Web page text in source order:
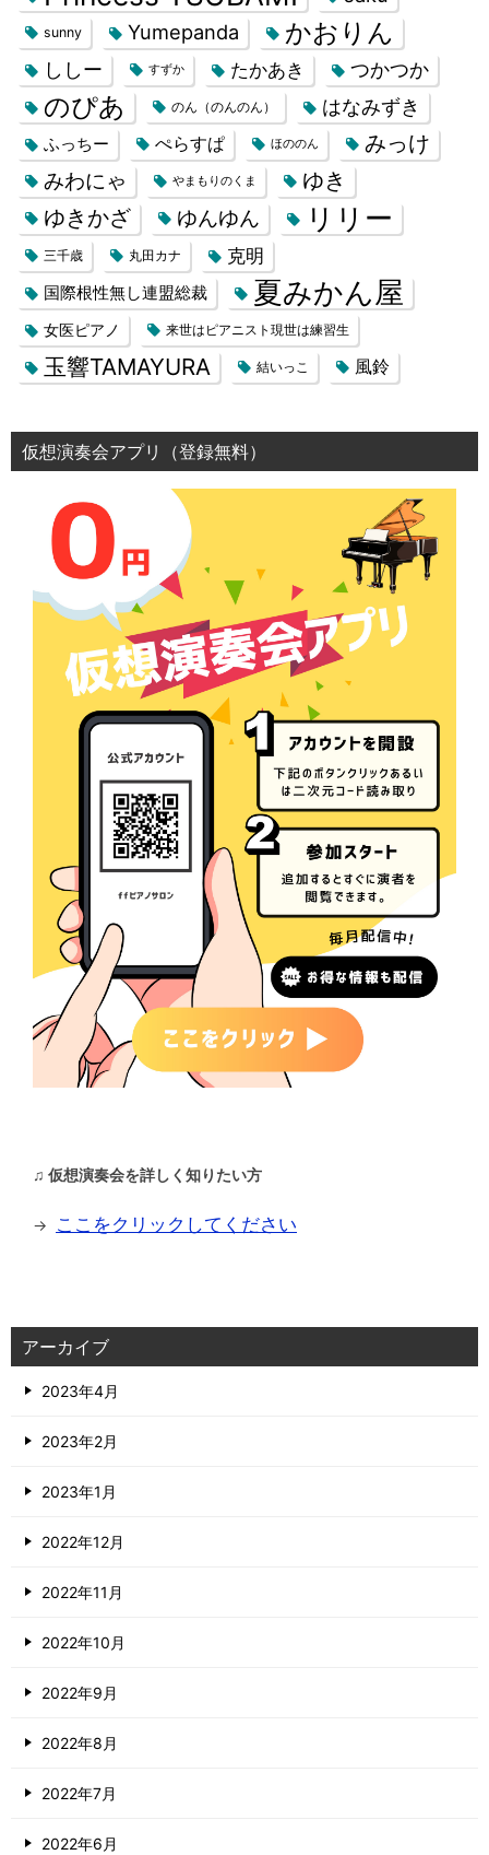
sunny Yumepanda かおりん
ししー すずか たかあき つかつか
のぴあ のん（のんのん） はなみずき
ふっちー ぺらすぱ ほののん
みっけ
みわにゃ
やまもりのくま
ゆき
ゆきかざ
ゆんゆん リリー
三千歳 丸田カナ 克明
国際根性無し連盟総裁 夏みかん屋
女医ピアノ 来世はピアニスト現世は練習生
玉響TAMAYURA 結いっこ 風鈴
仮想演奏会アプリ（登録無料）
♫ 仮想演奏会を詳しく知りたい方
→ ここをクリックしてください
アーカイブ
2023年4月
2023年2月
2023年1月
2022年12月
2022年11月
2022年10月
2022年9月
2022年8月
2022年7月
2022年6月